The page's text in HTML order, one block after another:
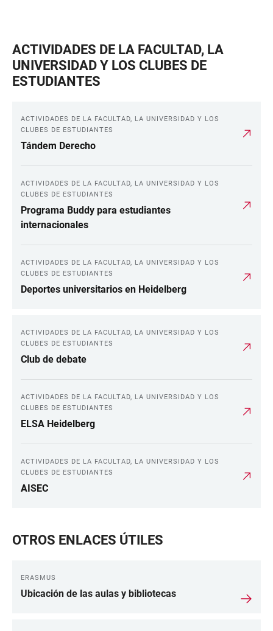
ACTIVIDADES DE LA FACULTAD, LA
UNIVERSIDAD Y LOS CLUBES DE
ESTUDIANTES
ACTIVIDADES DE LA FACULTAD, LA UNIVERSIDAD Y LOS
CLUBES DE ESTUDIANTES
Tándem Derecho
ACTIVIDADES DE LA FACULTAD, LA UNIVERSIDAD Y LOS
CLUBES DE ESTUDIANTES
Programa Buddy para estudiantes
internacionales
ACTIVIDADES DE LA FACULTAD, LA UNIVERSIDAD Y LOS
CLUBES DE ESTUDIANTES
Deportes universitarios en Heidelberg
ACTIVIDADES DE LA FACULTAD, LA UNIVERSIDAD Y LOS
CLUBES DE ESTUDIANTES
Club de debate
ACTIVIDADES DE LA FACULTAD, LA UNIVERSIDAD Y LOS
CLUBES DE ESTUDIANTES
ELSA Heidelberg
ACTIVIDADES DE LA FACULTAD, LA UNIVERSIDAD Y LOS
CLUBES DE ESTUDIANTES
AISEC
OTROS ENLACES ÚTILES
ERASMUS
Ubicación de las aulas y bibliotecas